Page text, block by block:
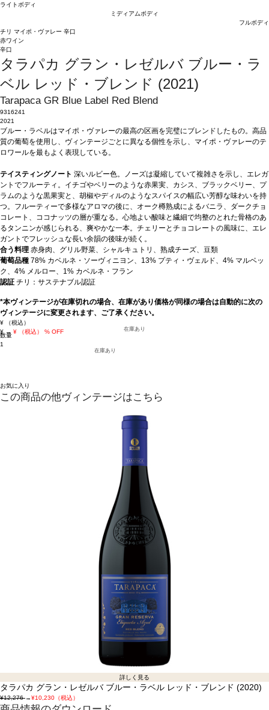
ライトボディ
ミディアムボディ
フルボディ
チリ マイポ・ヴァレー 辛口
赤ワイン
辛口
タラパカ グラン・レゼルバ ブルー・ラ
ベル レッド・ブレンド (2021)
Tarapaca GR Blue Label Red Blend
9316241
2021
ブルー・ラベルはマイポ・ヴァレーの最高の区画を完璧にブレンドしたもの。高品
質の葡萄を使用し、ヴィンテージごとに異なる個性を示し、マイポ・ヴァレーのテ
ロワールを最もよく表現している。
テイスティングノート 深いルビー色。ノーズは凝縮していて複雑さを示し、エレガ
ントでフルーティ。イチゴやベリーのような赤果実、カシス、ブラックベリー、プ
ラムのような黒果実と、胡椒やディルのようなスパイスの幅広い芳醇な味わいを持
つ。フルーティーで多様なアロマの後に、オーク樽熟成によるバニラ、ダークチョ
コレート、ココナッツの層が重なる。心地よい酸味と繊細で均整のとれた骨格のあ
るタンニンが感じられる、爽やかな一本。チェリーとチョコレートの風味に、エレ
ガントでフレッシュな長い余韻の後味が続く。
合う料理 赤身肉、グリル野菜、シャルキュトリ、熟成チーズ、豆類
葡萄品種 78% カベルネ・ソーヴィニヨン、13% プティ・ヴェルド、4% マルベッ
ク、4% メルロー、1% カベルネ・フラン
認証 チリ：サステナブル認証
*本ヴィンテージが在庫切れの場合、在庫があり価格が同様の場合は自動的に次の
ヴィンテージに変更されます、ご了承ください。
¥
（税込）
¥ → ¥ （税込） % OFF 在庫あり
数量
1
在庫あり
お気に入り
この商品の他ヴィンテージはこちら
詳しく見る
タラパカ グラン・レゼルバ ブルー・ラベル レッド・ブレンド (2020)
¥12,276→¥10,230（税込）